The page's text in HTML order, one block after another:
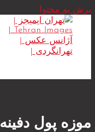
پرش به محتوا
موزه پول دفینه